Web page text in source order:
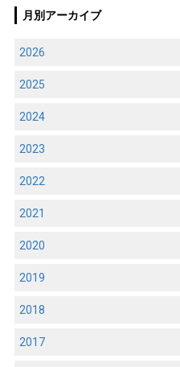
月別アーカイブ
2026
2025
2024
2023
2022
2021
2020
2019
2018
2017